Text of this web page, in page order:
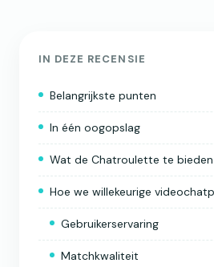
IN DEZE RECENSIE
Belangrijkste punten
In één oogopslag
Wat de Chatroulette te
Hoe we willekeurige
Gebruikerservaring
Matchkwaliteit